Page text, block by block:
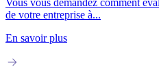
de votre entreprise à...
En savoir plus